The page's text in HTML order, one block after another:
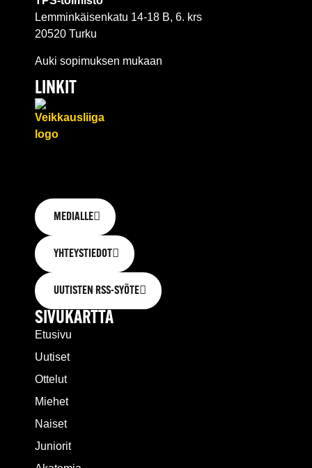
Lemminkäisenkatu 14-18 B, 6. krs
20520 Turku
Auki sopimuksen mukaan
LINKIT
MEDIALLE
YHTEYSTIEDOT
UUTISTEN RSS-SYÖTE
SIVUKARTTA
Etusivu
Uutiset
Ottelut
Miehet
Naiset
Juniorit